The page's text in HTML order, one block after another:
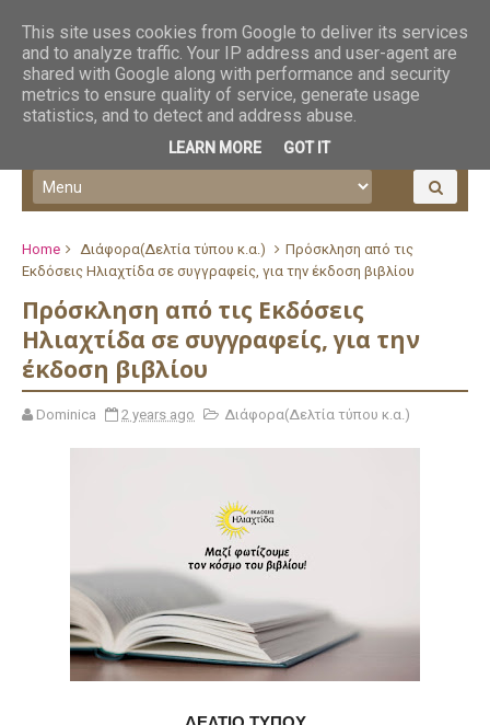
Home Διάφορα(Δελτία τύπου κ.α.)
Πρόσκληση από τις
Εκδόσεις Ηλιαχτίδα σε συγγραφείς, για την έκδοση βιβλίου
Πρόσκληση από τις Εκδόσεις
Ηλιαχτίδα σε συγγραφείς, για την
έκδοση βιβλίου
Dominica 2 years ago Διάφορα(Δελτία τύπου κ.α.)
This site uses cookies from Google to deliver its services
and to analyze traffic. Your IP address and user-agent are
shared with Google along with performance and security
metrics to ensure quality of service, generate usage
statistics, and to detect and address abuse.
LEARN MORE GOT IT